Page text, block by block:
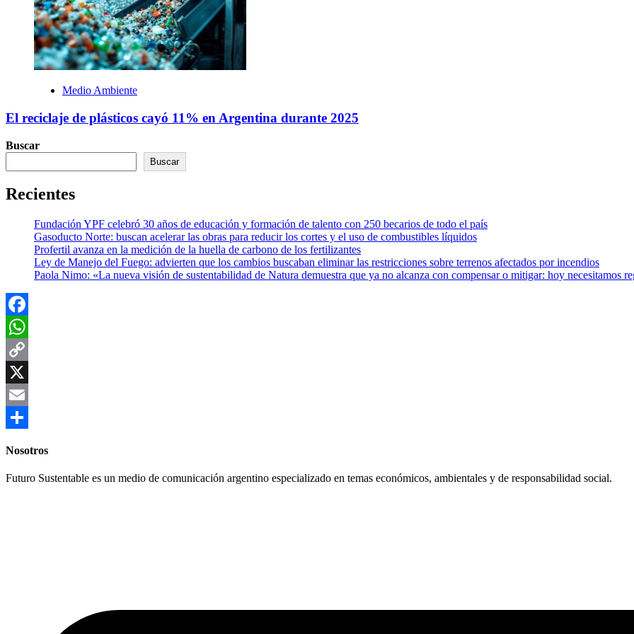
Medio Ambiente
El reciclaje de plásticos cayó 11% en Argentina durante 2025
Buscar
Buscar
Recientes
Fundación YPF celebró 30 años de educación y formación de talento con 250 becarios de todo el país
Gasoducto Norte: buscan acelerar las obras para reducir los cortes y el uso de combustibles líquidos
Profertil avanza en la medición de la huella de carbono de los fertilizantes
Ley de Manejo del Fuego: advierten que los cambios buscaban eliminar las restricciones sobre terrenos afectados por incendios
Paola Nimo: «La nueva visión de sustentabilidad de Natura demuestra que ya no alcanza con compensar o mitigar: hoy necesitamos
Facebook
WhatsApp
Copy
Link
X
Email
Nosotros
Futuro Sustentable es un medio de comunicación argentino especializado en temas económicos, ambientales y de responsabilidad social.